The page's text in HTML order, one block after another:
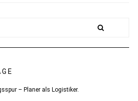
– Planer als Logistiker.